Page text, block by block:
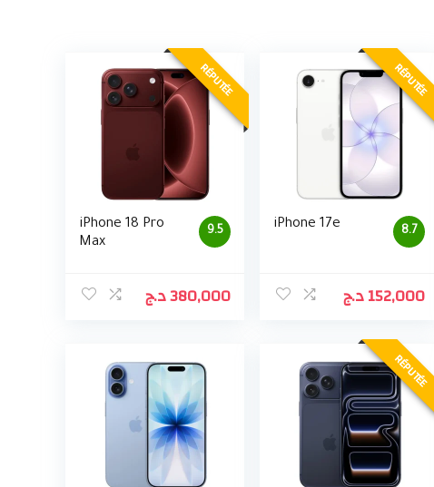
RÉPUTÉE
9.5
iPhone 18 Pro
Max
380,000د.ج
RÉPUTÉE
8.7
iPhone 17e
152,000د.ج
RÉPUTÉE